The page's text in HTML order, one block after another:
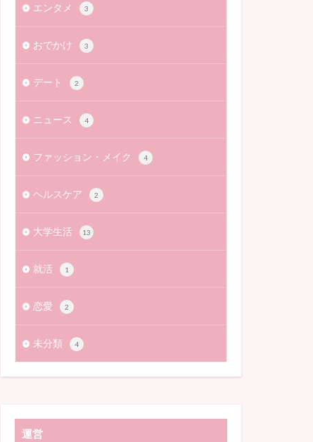
エンタメ 3
おでかけ 3
デート 2
ニュース 4
ファッション・メイク 4
ヘルスケア 2
大学生活 13
就活 1
恋愛 2
未分類 4
運営